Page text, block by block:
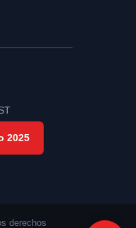
2025
derechos